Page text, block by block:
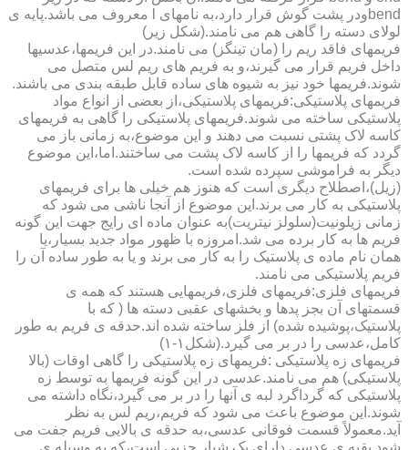
bendودر پشت گوش قرار دارد،به نامهای l معروف می باشد.پایه ی
لولای دسته را گاهی هم می نامند.(شکل زیر)
فریمهای فاقد ریم را (مان تینگز) می نامند.در این فریمها،عدسیها
داخل فریم قرار می گیرند،و به فریم های ریم لس متصل می
شوند.فریمها خود نیز به شیوه های ساده قابل طبقه بندی می باشند.
فریمهای پلاستیکی:فریمهای پلاستیکی،از بعضی از انواع مواد
پلاستیکی ساخته می شوند.فریمهای پلاستیکی را گاهی به فریمهای
کاسه لاک پشتی نسبت می دهند و این موضوع،به زمانی باز می
گردد که فریمها را از کاسه لاک پشت می ساختند.اما،این موضوع
دیگر به فراموشی سپرده شده است.
(زیل)،اصطلاح دیگری است که هنوز هم خیلی ها برای فریمهای
پلاستیکی به کار می برند.این موضوع از آنجا ناشی می شود که
زمانی زیلونیت(سلولز نیتریت)به عنوان ماده ای رایج جهت این گونه
فریم ها به کار برده می شد.امروزه با ظهور مواد جدید بسیار،یا
همان نام ماده ی پلاستیک را به کار می برند و یا به طور ساده آن را
فریم پلاستیکی می نامند.
فریمهای فلزی:فریمهای فلزی،فریمهایی هستند که همه ی
قسمتهای آن بجز پدها و بخشهای عقبی دسته ها ( که با
پلاستیک،پوشیده شده) از فلز ساخته شده اند.حدقه ی فریم به طور
کامل،عدسی را در بر می گیرد.(شکل۱-۱)
فریمهای زه پلاستیکی :فریمهای زه پلاستیکی را گاهی اوقات (بالا
پلاستیکی) هم می نامند.عدسی در این گونه فریمها به توسط زه
پلاستیکی که گرداگرد لبه ی آنها را در بر می گیرد،نگاه داشته می
شوند.این موضوع باعث می شود که فریم،ریم لس به نظر
آید.معمولاً قسمت فوقانی عدسی،به حدقه ی بالایی فریم جفت می